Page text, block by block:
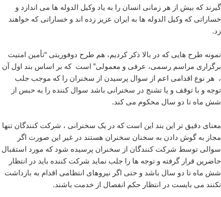
گیرند که بیش از هر زمانی انسان را به یاد وکیل الدوله ها می اندازد و
خساراتی که وکیل الدوله ها به ایران عزیز زده اند و خساراتی که خواهند
زد.
نمونه طرح هایی که در بالا ذکر کردیم، هم طرح دوفوریتی “تأمین امنیت
برگزاری مراسم رسمی، عرفی و معمولی” است که بر اساس بند اول آن
، هر نوع اقدامی اعم از سوال پرسیدن از سخنران را که موجب جلب
توجه و با توقف و یا تشنج در سخنرانی باشد سوال کننده را به حبس از
شش ماه تا دو سال محکوم می کند.
معنای دقیق تر این بند این است که در یک سخنرانی ، شرکت کنندگان تنها
مجاز به گوش دادن به سخنان سخنران هستند در غیر این صورت اگر
سوالی توسط شرکت کنندگان از سخنران پرسیده شود که مورد استقبال
حاضرین قرار گرفته و توجه ها را جلب نماید شرکت کننده باید در انتظار
شش ماه تا دو سال باشد و حتی اگر نیروهای انتظامی اقدام به بازداشت
نکنند می بایست در انتظار حکم انفصال از خدمت باشند.